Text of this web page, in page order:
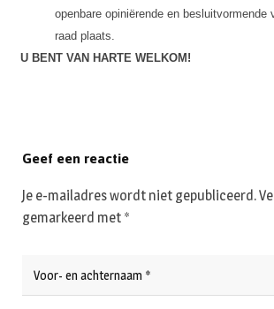
openbare opiniërende en besluitvormende
raad plaats.
U BENT VAN HARTE WELKOM!
Geef een reactie
Je e-mailadres wordt niet gepubliceerd.
gemarkeerd met *